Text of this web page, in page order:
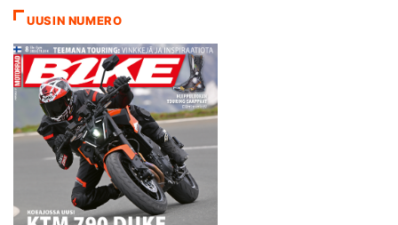
kierroksen jälkeen. Nikander
nosti hieman vauhtia
seuraavalla kierroksella ja
nousi luokkajohtoon.
Tarkkalalla ilmeni vaikeuksia
toisen…
UUSIN NUMERO